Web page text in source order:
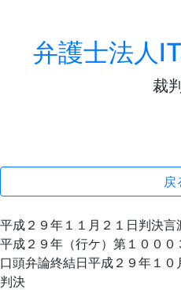
弁護士法人
裁
戻
平成２９年１１月２１日判決
平成２９年（行ケ）第１００
口頭弁論終結日平成２９年１０
判決